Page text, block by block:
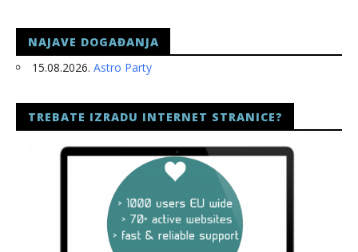
NAJAVE DOGAĐANJA
15.08.2026. Astro Party
TREBATE IZRADU INTERNET STRANICE?